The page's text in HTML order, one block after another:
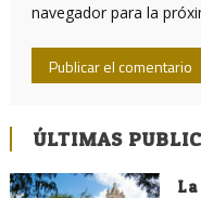
navegador para la
ÚLTIMAS